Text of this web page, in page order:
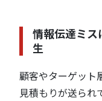
情報伝達ミス
生
顧客やターゲット
見積もりが送られ